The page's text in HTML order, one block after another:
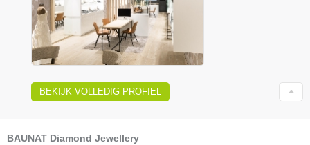
BEKIJK VOLLEDIG PROFIEL
BAUNAT Diamond Jewellery